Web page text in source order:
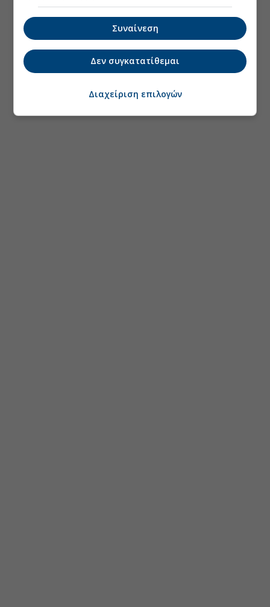
Συναίνεση
Δεν συγκατατίθεμαι
Διαχείριση επιλογών